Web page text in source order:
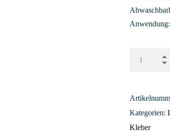
Kategorien:
Kleber